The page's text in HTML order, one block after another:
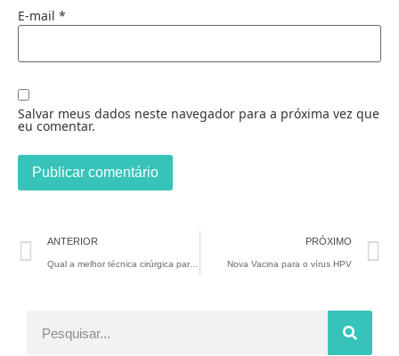
E-mail *
Salvar meus dados neste navegador para a próxima vez que
eu comentar.
ANTERIOR PRÓXIMO
Nova Vacina para o vírus HPV